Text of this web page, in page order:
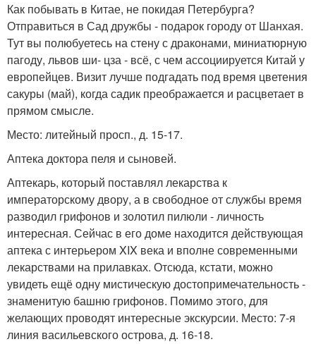
Как побывать в Китае, не покидая Петербурга?
Отправиться в Сад дружбы - подарок городу от Шанхая.
Тут вы полюбуетесь на стену с драконами, миниатюрную
пагоду, львов ши- цза - всё, с чем ассоциируется Китай у
европейцев. Визит лучше подгадать под время цветения
сакуры (май), когда садик преображается и расцветает в
прямом смысле.
Место: литейный просп., д. 15-17.
Аптека доктора пеля и сыновей.
Аптекарь, который поставлял лекарства к
императорскому двору, а в свободное от службы время
разводил грифонов и золотил пилюли - личность
интересная. Сейчас в его доме находится действующая
аптека с интерьером XIX века и вполне современными
лекарствами на прилавках. Отсюда, кстати, можно
увидеть ещё одну мистическую достопримечательность -
знаменитую башню грифонов. Помимо этого, для
желающих проводят интересные экскурсии. Место: 7-я
линия васильевского острова, д. 16-18.